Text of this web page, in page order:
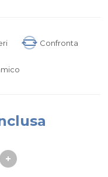
Confronta